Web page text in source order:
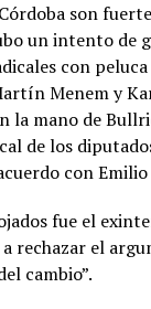
son
un intento de
con
Menem y
la mano de
de los
con
fue el
rechazar el
cambio”.